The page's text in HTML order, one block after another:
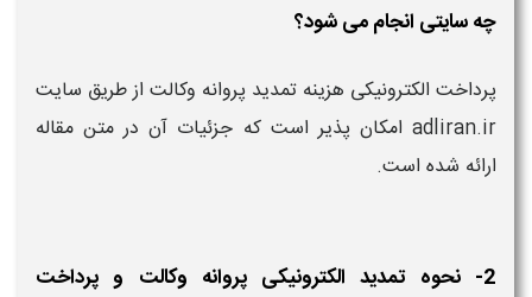
چه سایتی انجام می شود؟
پرداخت الکترونیکی هزینه تمدید پروانه وکالت از طریق سایت
adliran.ir امکان پذیر است که جزئیات آن در متن مقاله
ارائه شده است.
2- نحوه تمدید الکترونیکی پروانه وکالت و پرداخت